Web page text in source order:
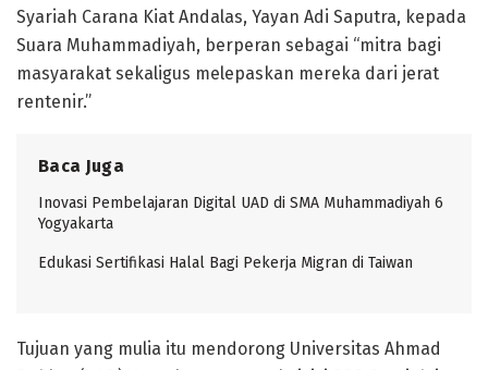
Syariah Carana Kiat Andalas, Yayan Adi Saputra, kepada
Suara Muhammadiyah, berperan sebagai “mitra bagi
masyarakat sekaligus melepaskan mereka dari jerat
rentenir.”
Baca Juga
Inovasi Pembelajaran Digital UAD di SMA Muhammadiyah 6
Yogyakarta
Edukasi Sertifikasi Halal Bagi Pekerja Migran di Taiwan
Tujuan yang mulia itu mendorong Universitas Ahmad